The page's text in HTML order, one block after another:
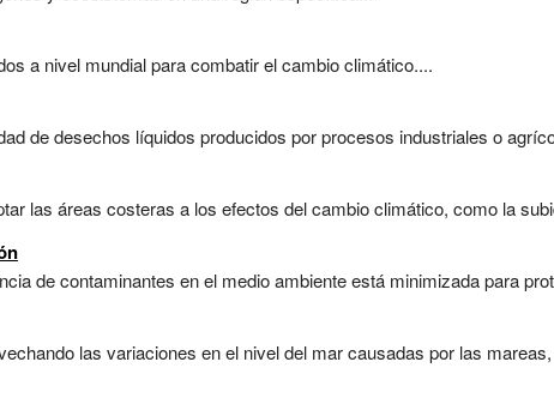
a nivel mundial para combatir el cambio climático....
de desechos líquidos producidos por procesos industriales o
las áreas costeras a los efectos del cambio climático, como la
de contaminantes en el medio ambiente está minimizada para
las variaciones en el nivel del mar causadas por las